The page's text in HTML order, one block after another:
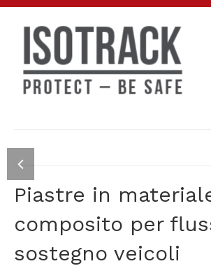
ISOTRACK X
LA PEDANA STRADALE PROVVISORIA
ESTREMAMENTE GRAVOSI ED
L'ACCESSO TEMPORANEO IN
E AREE DI LAVORO
Piastre in
composito per
sostegno veicoli